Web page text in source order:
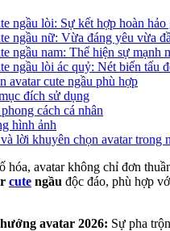
ngầu lòi: Sự kết hợp hoàn
ngầu nữ: Vừa đáng yêu vừa
ngầu nam: Thể hiện sự mạnh
ngầu lòi ác quỷ: Nét biến tấu
avatar cute ngầu phù hợp
đích sử dụng
cách cá nhân
hình ảnh
lời khuyên chọn avatar trong
hóa, avatar không chỉ đơn
cute ngầu độc đáo, phù hợp
avatar 2026: Sự pha